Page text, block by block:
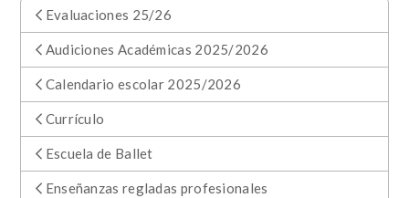
Evaluaciones 25/26
Audiciones Académicas 2025/2026
Calendario escolar 2025/2026
Currículo
Escuela de Ballet
Enseñanzas regladas profesionales